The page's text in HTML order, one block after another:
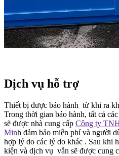
Dịch vụ hỗ trợ
Thiết bị được bảo hành từ khi ra
Trong thời gian bảo hành, tất cả
sẽ được nhà cung cấp Công ty
Minh đảm bảo miễn phí và người
hợp lý do các lý do khác . Sau khi
kiện và dịch vụ vẫn sẽ được cung